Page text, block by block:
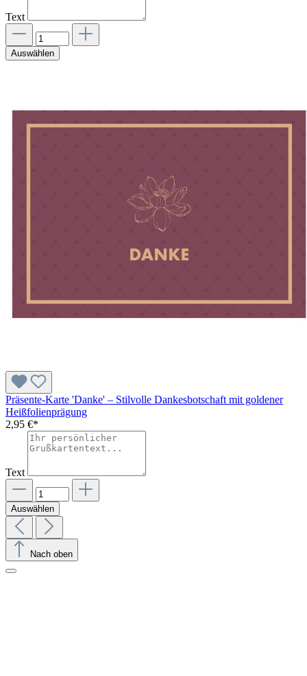
Text
Auswählen
Präsente-Karte 'Danke' – Stilvolle Dankesbotschaft mit goldener
Heißfolienprägung
2,95 €*
Text
Auswählen
Nach oben